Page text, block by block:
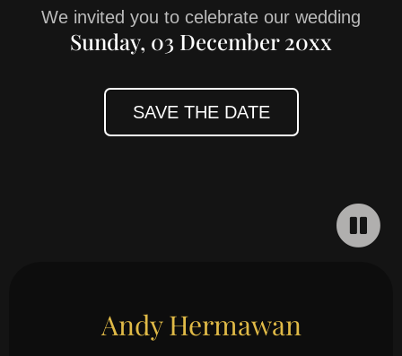
We invited you to celebrate our wedding
Sunday, 03 December 20xx
SAVE THE DATE
Andy Hermawan